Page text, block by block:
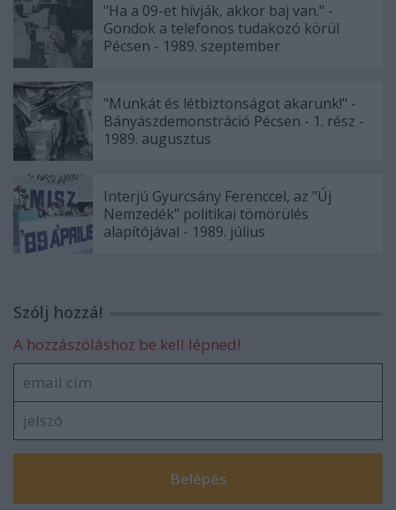
"Ha a 09-et hívják, akkor baj van." -
Gondok a telefonos tudakozó körül
Pécsen - 1989. szeptember
"Munkát és létbiztonságot akarunk!" -
Bányászdemonstráció Pécsen - 1. rész -
1989. augusztus
Interjú Gyurcsány Ferenccel, az "Új
Nemzedék" politikai tömörülés
alapítójával - 1989. július
Szólj hozzá!
A hozzászóláshoz be kell lépned!